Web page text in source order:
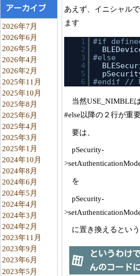
アーカイブ
2026年7月
2026年6月
2026年5月
2026年4月
2026年2月
2025年11月
2025年10月
2025年8月
2025年6月
2025年4月
2025年3月
2025年1月
2024年10月
2024年8月
2024年6月
2024年5月
2024年4月
2024年3月
2024年2月
2023年11月
2023年9月
2023年6月
2023年5月
あえず、イニシャル
ます
1
#if
2
3
#else
4
5
6
#endif //
当然USE_NIMBLE
#else以降の２行が重
要は、
pSecurity-
を
pSecurity-
に置き換えるとい
というわけ
んのコード